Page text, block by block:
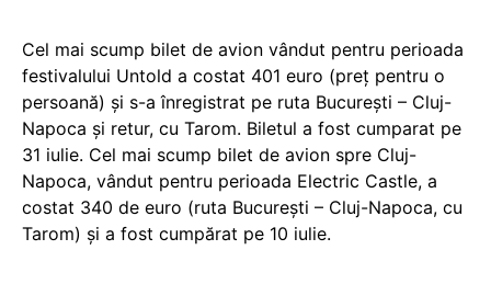
Cel mai scump bilet de avion vândut pentru perioada
festivalului Untold a costat 401 euro (preț pentru o
persoană) și s-a înregistrat pe ruta București – Cluj-
Napoca și retur, cu Tarom. Biletul a fost cumparat pe
31 iulie. Cel mai scump bilet de avion spre Cluj-
Napoca, vândut pentru perioada Electric Castle, a
costat 340 de euro (ruta București – Cluj-Napoca, cu
Tarom) și a fost cumpărat pe 10 iulie.